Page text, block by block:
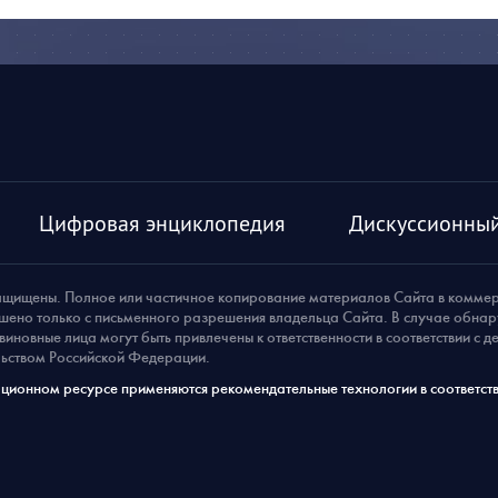
Цифровая энциклопедия
Полное или частичное копирование материалов Сайта в
только с письменного разрешения владельца Сайта. В случае
лица могут быть привлечены к ответственности в соответствии с
Российской Федерации.
ресурсе применяются рекомендательные технологии в